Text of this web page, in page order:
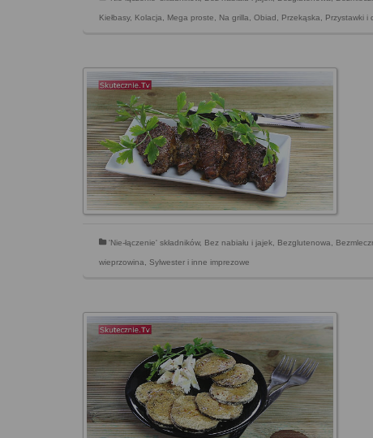
Kiełbasy, Kolacja, Mega proste, Na grilla, Obiad, Przekąska, Przystawki i
'Nie-łączenie' składników, Bez nabiału i jajek, Bezglutenowa,
wieprzowina, Sylwester i inne imprezowe